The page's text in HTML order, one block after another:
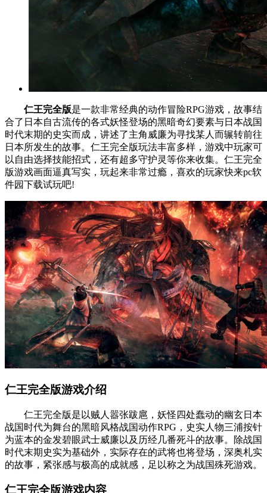
仁王完全版是一款非常经典的动作冒险RPG游戏，故事结
合了日本自古流传的各式妖怪登场的黑暗奇幻要素与日本战国
时代末期的史实而成，讲述了主角威廉为寻找某人而辗转前往
日本所发生的故事。仁王完全版玩法丰富多样，游戏中玩家可
以自由选择技能招式，还有超多守护灵等你来收集。仁王完全
版游戏画面逼真写实，玩起来非常过瘾，喜欢的玩家快来pc软
件园下载试玩吧!
仁王完全版游戏介绍
仁王完全版是以贼人嚣张跋扈，妖怪四处蠢动的幽玄日本
战国时代为舞台的黑暗风格战国动作RPG，史实人物三浦按针
为蓝本的金发碧眼武士威廉以及历经几番死斗的故事。除战国
时代末期史实为基础外，实际存在的武将也将登场，深奥札实
的故事，紧张感与极高的成就感，足以称之为战国殊死游戏。
仁王完全版游戏内容